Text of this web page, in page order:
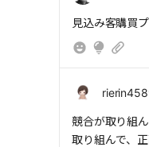
・「できてい
を明確にする。
・数値の把握
の秘訣
【行動】
もっと読む
見込み客購買
もっと読む
競合が取り組
取り組んで、